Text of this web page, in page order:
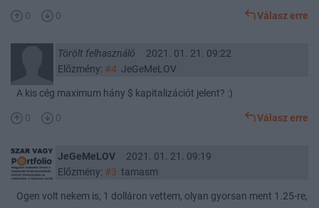
0 0 Válasz erre
Törölt felhasználó
2021. 01. 21. 09:22
Előzmény: #4JeGeMeLOV
A kis cég maximum hány $ kapitalizációt jelent? :)
0 0 Válasz erre
JeGeMeLOV
2021. 01. 21. 09:19
Előzmény: #3 tamasm
Ogen volt nekem is, 1 dolláron vettem, olyan gyorsan ment 1.25-re,